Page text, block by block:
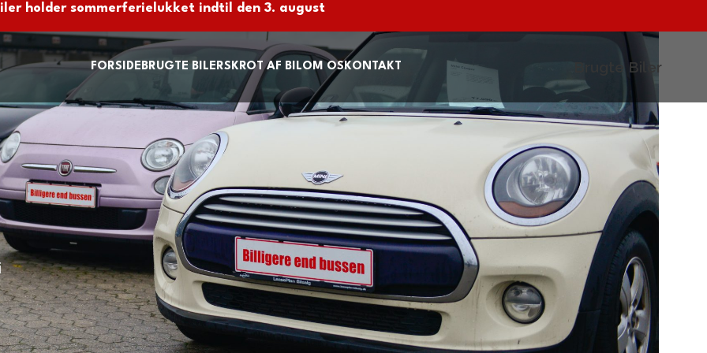
holder sommerferielukket indtil den 3. august
FORSIDEBRUGTE BILERSKROT AF BILOM OSKONTAKT Brugte Biler